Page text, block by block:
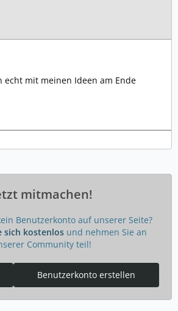
echt mit meinen Ideen am Ende
mitmachen!
Benutzerkonto auf unserer Seite?
sich kostenlosund nehmen Sie an
Community teil!
Benutzerkonto erstellen